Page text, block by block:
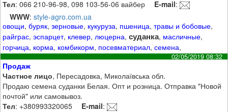
Тел: 066 210-96-98, 098 103-56-06 вайбер E-mail:
WWW:style-agro.com.ua
овощи,буряк,зерновые, кукуруза, пшеница,травы и бобовые,
райграс,эспарцет, клевер, люцерна,суданка, масличные,
горчица, корма, комбикорм, посевматериал,семена,
02/05/2019 08:32
Продаж
Частное лицо, Пересадовка, Миколаївська обл.
Продаю семена суданки Белая. Опт и розница. Отправка "Новой
почтой" или самовывоз.
Тел: +380993320065 E-mail: